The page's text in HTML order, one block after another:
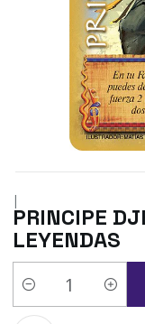
|
PRINCIPE
LEYENDAS
Cantidad